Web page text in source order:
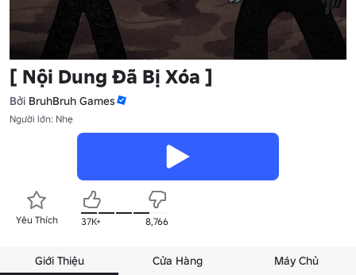
[ Nội Dung Đã Bị Xóa ]
Bởi BruhBruh Games
Người lớn: Nhẹ
Yêu Thích 37K+ 8,766
Giới Thiệu Cửa Hàng Máy Chủ